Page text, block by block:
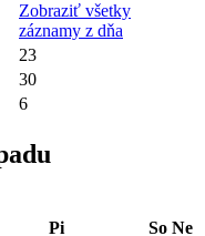
Zobraziť všetky
záznamy z dňa
23
30
6
Pi So Ne